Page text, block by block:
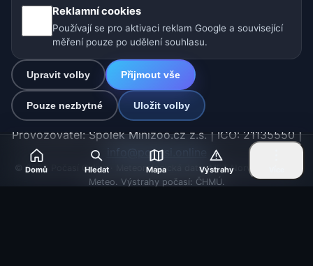
🇨🇿 Česko 🇭🇷 Chorvatsko
🇩🇪🇦🇹🇨🇭 Německo / Rakousko / Švýcarsko
🌎 Latinská Amerika a Španělsko
🇮🇳 Jižní a jihovýchodní Asie 🌍 Mezinárodní síť počasí
Provozovatel: Spolek Minizoo.cz z.s. | IČO: 21135550 |
info@pocasi.online
© 2026 Počasí Online · Meteorologická data: MET Norway · Open-
Meteo. Výstrahy počasí: ČHMÚ.
Domů Hledat Mapa Výstrahy
Reklamní cookies
Používají se pro aktivaci reklam Google a související
měření pouze po udělení souhlasu.
Upravit volby Přijmout vše
Pouze nezbytné Uložit volby